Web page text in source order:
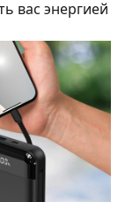
вас энергией